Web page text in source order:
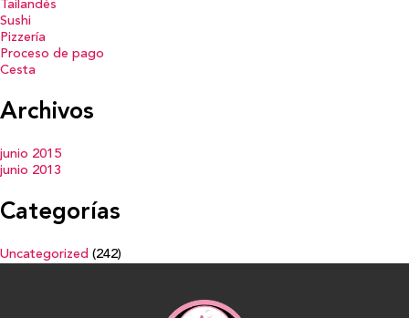
Tailandés
Sushi
Pizzería
Proceso de pago
Cesta
Archivos
junio 2015
junio 2013
Categorías
Uncategorized (242)